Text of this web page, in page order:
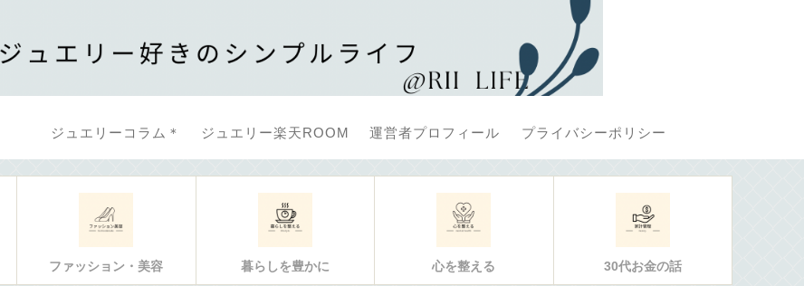
ジュエリーコラム＊ ジュエリー楽天ROOM 運営者プロフィール プライバシーポリシー
ファッション・美容 暮らしを豊かに 心を整える 30代お金の話